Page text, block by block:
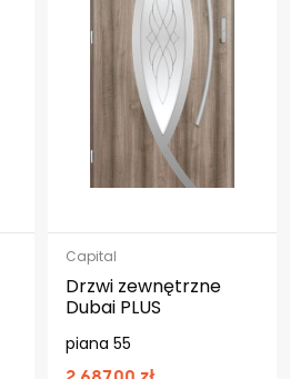
Capital
Drzwi zewnętrzne
Dubai PLUS
piana 55